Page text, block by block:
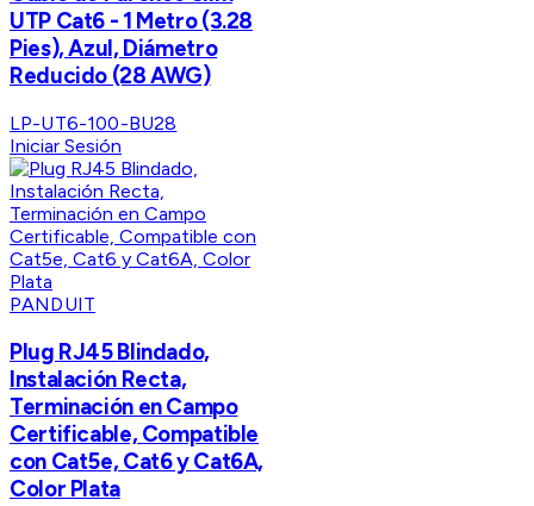
UTP Cat6 - 1 Metro (3.28
Pies), Azul, Diámetro
Reducido (28 AWG)
LP-UT6-100-BU28
Iniciar Sesión
PANDUIT
Plug RJ45 Blindado,
Instalación Recta,
Terminación en Campo
Certificable, Compatible
con Cat5e, Cat6 y Cat6A,
Color Plata